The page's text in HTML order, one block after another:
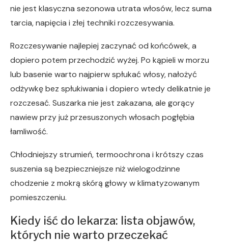
nie jest klasyczna sezonowa utrata włosów, lecz suma
tarcia, napięcia i złej techniki rozczesywania.
Rozczesywanie najlepiej zaczynać od końcówek, a
dopiero potem przechodzić wyżej. Po kąpieli w morzu
lub basenie warto najpierw spłukać włosy, nałożyć
odżywkę bez spłukiwania i dopiero wtedy delikatnie je
rozczesać. Suszarka nie jest zakazana, ale gorący
nawiew przy już przesuszonych włosach pogłębia
łamliwość.
Chłodniejszy strumień, termoochrona i krótszy czas
suszenia są bezpieczniejsze niż wielogodzinne
chodzenie z mokrą skórą głowy w klimatyzowanym
pomieszczeniu.
Kiedy iść do lekarza: lista objawów,
których nie warto przeczekać